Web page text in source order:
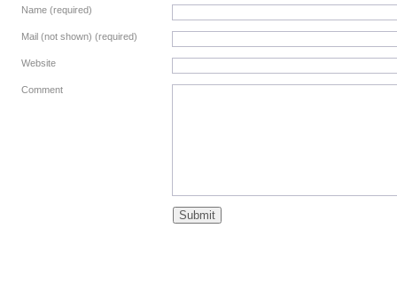
Name (required)
Mail (not shown) (required)
Website
Comment